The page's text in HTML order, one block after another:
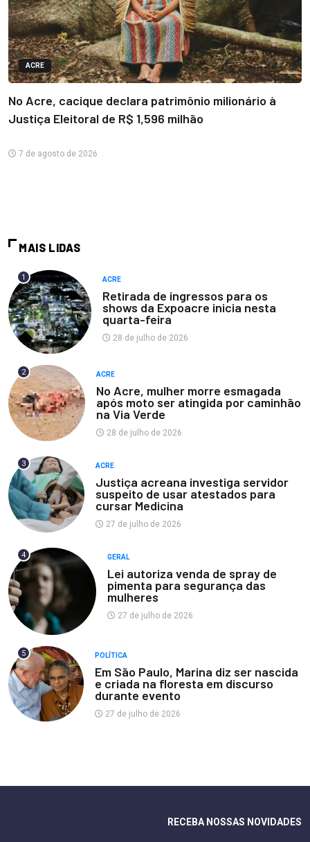
ACRE
No Acre, cacique declara patrimônio milionário à
Justiça Eleitoral de R$ 1,596 milhão
7 de agosto de 2026
MAIS LIDAS
1 ACRE
Retirada de ingressos para os
shows da Expoacre inicia nesta
quarta-feira
28 de julho de 2026
2 ACRE
No Acre, mulher morre esmagada
após moto ser atingida por caminhão
na Via Verde
28 de julho de 2026
3 ACRE
Justiça acreana investiga servidor
suspeito de usar atestados para
cursar Medicina
27 de julho de 2026
4 GERAL
Lei autoriza venda de spray de
pimenta para segurança das
mulheres
27 de julho de 2026
5 POLÍTICA
Em São Paulo, Marina diz ser nascida
e criada na floresta em discurso
durante evento
27 de julho de 2026
RECEBA NOSSAS NOVIDADES